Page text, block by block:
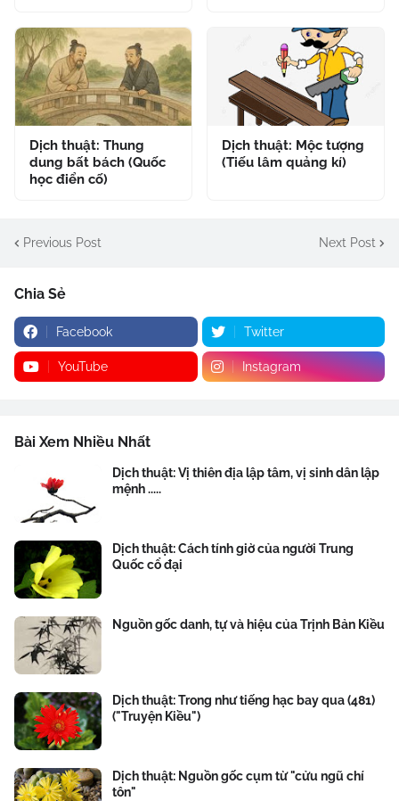
Dịch thuật: Thung
dung bất bách (Quốc
học điển cố)
Dịch thuật: Mộc tượng
(Tiếu lâm quảng kí)
Previous Post Next Post
Chia Sẻ
Facebook Twitter
YouTube Instagram
Bài Xem Nhiều Nhất
Dịch thuật: Vị thiên địa lập tâm, vị sinh dân lập
mệnh .....
Dịch thuật: Cách tính giờ của người Trung
Quốc cổ đại
Nguồn gốc danh, tự và hiệu của Trịnh Bản Kiều
Dịch thuật: Trong như tiếng hạc bay qua (481)
("Truyện Kiều")
Dịch thuật: Nguồn gốc cụm từ "cửu ngũ chí
tôn"